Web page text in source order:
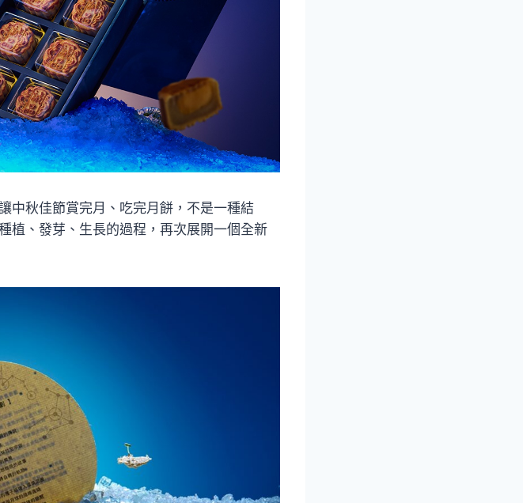
中秋佳節賞完月、吃完月餅，不是一種結
植、發芽、生長的過程，再次展開一個全新